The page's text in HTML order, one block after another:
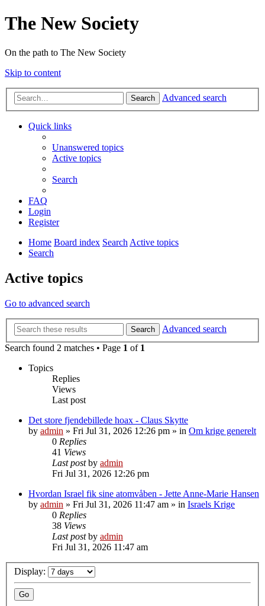
The New Society
On the path to The New Society
Skip to content
Search Advanced search
Quick links
Unanswered topics
Active topics
Search
FAQ
Login
Register
Home Board index SearchActive topics
Search
Active topics
Go to advanced search
Search
Advanced search
Search found 2 matches • Page 1 of 1
Topics
Replies
Views
Last post
Det store fjendebillede hoax - Claus Skytte
by admin » Fri Jul 31, 2026 12:26 pm » in Om krige generelt
0 Replies
41 Views
Last postby admin
Fri Jul 31, 2026 12:26 pm
Hvordan Israel fik sine atomvåben - Jette Anne-Marie Hansen
by admin » Fri Jul 31, 2026 11:47 am » in Israels Krige
0 Replies
38 Views
Last postby admin
Fri Jul 31, 2026 11:47 am
Display: